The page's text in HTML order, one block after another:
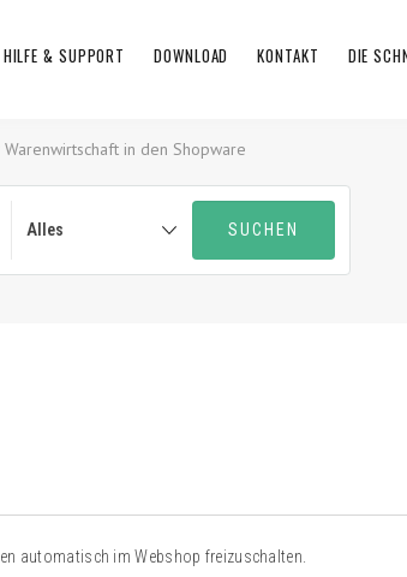
HILFE & SUPPORT DOWNLOAD KONTAKT DIE
in den Shopware
automatisch im Webshop freizuschalten.